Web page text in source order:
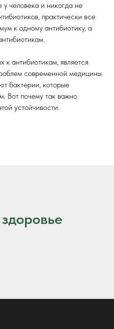
у человека и никогда не
практически все
к одному антибиотику, а
к антибиотикам, является
современной медицины.
бактерии, которые
Вот почему так важно
устойчивости.